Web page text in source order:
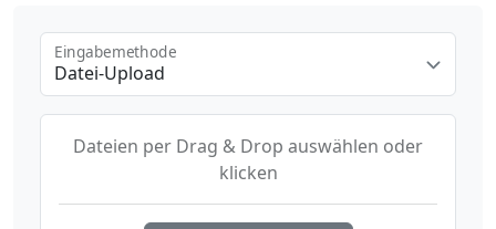
Datei-Upload
Eingabemethode
Dateien per Drag & Drop auswählen oder
klicken